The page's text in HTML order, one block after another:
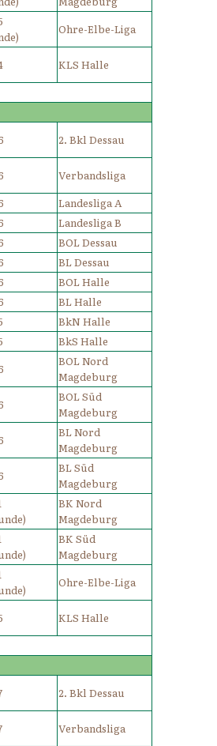
Ohre-Elbe-Liga
KLS Halle
2. Bkl Dessau
Verbandsliga
Landesliga A
Landesliga B
BOL Dessau
BL Dessau
BOL Halle
BL Halle
BkN Halle
BkS Halle
BOL Nord
Magdeburg
BOL Süd
Magdeburg
BL Nord
Magdeburg
BL Süd
Magdeburg
BK Nord
Magdeburg
BK Süd
Magdeburg
Ohre-Elbe-Liga
KLS Halle
2. Bkl Dessau
Verbandsliga